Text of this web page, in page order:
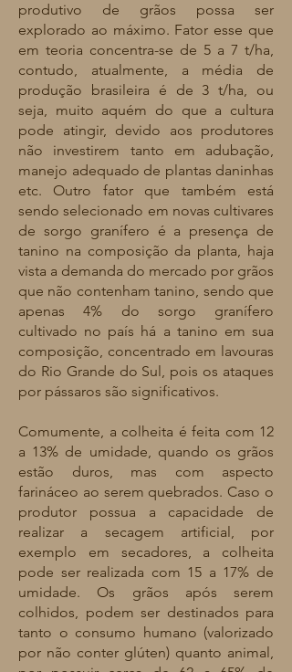
produtivo de grãos possa ser
explorado ao máximo. Fator esse que
em teoria concentra-se de 5 a 7 t/ha,
contudo, atualmente, a média de
produção brasileira é de 3 t/ha, ou
seja, muito aquém do que a cultura
pode atingir, devido aos produtores
não investirem tanto em adubação,
manejo adequado de plantas daninhas
etc. Outro fator que também está
sendo selecionado em novas cultivares
de sorgo granífero é a presença de
tanino na composição da planta, haja
vista a demanda do mercado por grãos
que não contenham tanino, sendo que
apenas 4% do sorgo granífero
cultivado no país há a tanino em sua
composição, concentrado em lavouras
do Rio Grande do Sul, pois os ataques
por pássaros são significativos.
Comumente, a colheita é feita com 12
a 13% de umidade, quando os grãos
estão duros, mas com aspecto
farináceo ao serem quebrados. Caso o
produtor possua a capacidade de
realizar a secagem artificial, por
exemplo em secadores, a colheita
pode ser realizada com 15 a 17% de
umidade. Os grãos após serem
colhidos, podem ser destinados para
tanto o consumo humano (valorizado
por não conter glúten) quanto animal,